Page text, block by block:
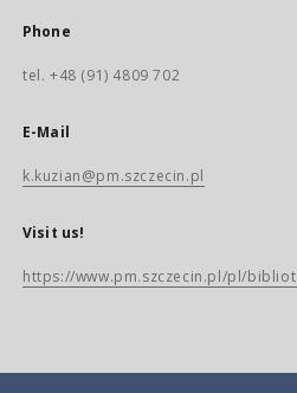
Phone
tel. +48 (91) 4809 702
E-Mail
k.kuzian@pm.szczecin.pl
Visit us!
https://www.pm.szczecin.pl/pl/